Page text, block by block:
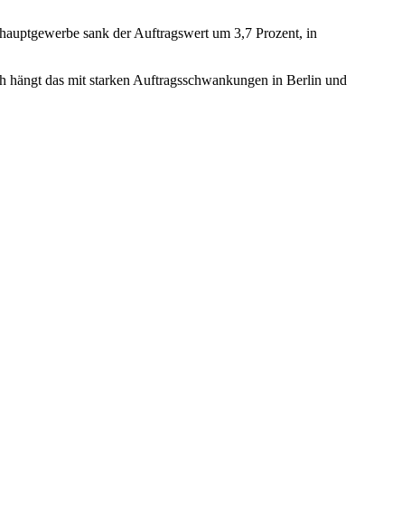
sank der Auftragswert um 3,7 Prozent, in
hängt das mit starken Auftragsschwankungen in Berlin und